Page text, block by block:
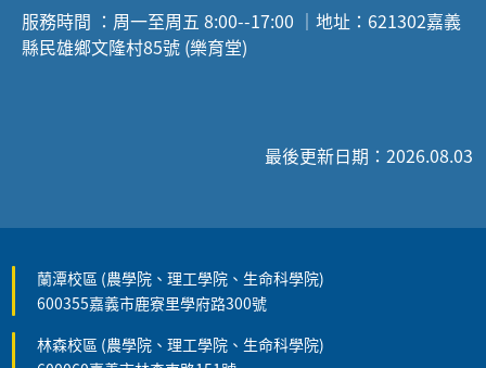
服務時間 ：周一至周五 8:00--17:00 ｜地址：621302嘉義
縣民雄鄉文隆村85號 (樂育堂)
最後更新日期：2026.08.03
蘭潭校區 (農學院、理工學院、生命科學院)
600355嘉義市鹿寮里學府路300號
林森校區 (農學院、理工學院、生命科學院)